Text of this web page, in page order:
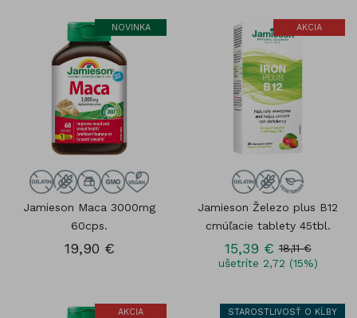
NOVINKA
Jamieson Maca 3000mg
60cps.
19,90 €
AKCIA
Jamieson Železo plus B12
cmúľacie tablety 45tbl.
15,39 € 18,11 €
ušetríte 2,72 (15%)
AKCIA
STAROSTLIVOSŤ O KĹBY